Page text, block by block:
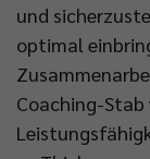
und
optimal
Coaching-